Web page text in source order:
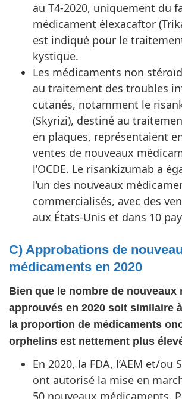
au T4-2020, uniquement du
médicament élexacaftor
est indiqué pour le
kystique.
Les médicaments non
au traitement des troubles
cutanés, notamment le
(Skyrizi), destiné au
en plaques, représentaient
ventes de nouveaux
l’OCDE. Le risankizumab a
l’un des nouveaux
commercialisés, avec des
aux États-Unis et dans 10
C) Approbations de
médicaments en 2020
Bien que le nombre de nouveaux
approuvés en 2020 soit similaire
la proportion de médicaments
orphelins est nettement plus
En 2020, la FDA, l’AEM et/ou
ont autorisé la mise en